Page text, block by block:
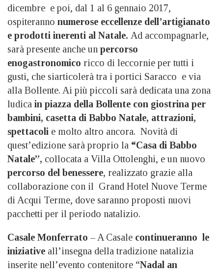
dicembre e poi, dal 1 al 6 gennaio 2017,
ospiteranno numerose eccellenze dell’artigianato
e prodotti inerenti al Natale. Ad accompagnarle,
sarà presente anche un percorso
enogastronomico ricco di leccornie per tutti i
gusti, che siarticolerà tra i portici Saracco e via
alla Bollente. Ai più piccoli sarà dedicata una zona
ludica in piazza della Bollente con giostrina per
bambini, casetta di Babbo Natale, attrazioni,
spettacoli e molto altro ancora. Novità di
quest’edizione sarà proprio la “Casa di Babbo
Natale”, collocata a Villa Ottolenghi, e un nuovo
percorso del benessere, realizzato grazie alla
collaborazione con il Grand Hotel Nuove Terme
di Acqui Terme, dove saranno proposti nuovi
pacchetti per il periodo natalizio.
Casale Monferrato – A Casale continueranno le
iniziative all’insegna della tradizione natalizia
inserite nell’evento contenitore “Nadal an